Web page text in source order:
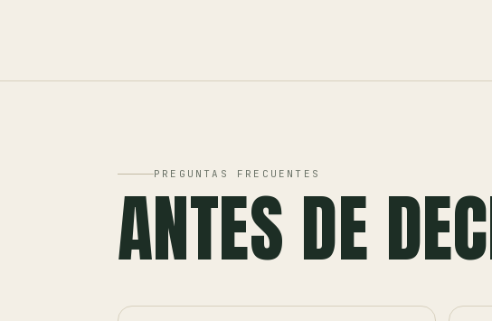
PREGUNTAS FRECUENTES
ANTES DE